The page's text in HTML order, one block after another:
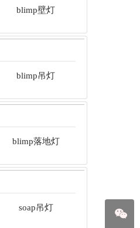
blimp壁灯
blimp吊灯
blimp落地灯
soap吊灯